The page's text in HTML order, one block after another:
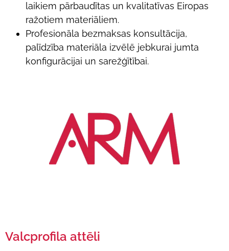
laikiem pārbaudītas un kvalitatīvas Eiropas
ražotiem materiāliem.
Profesionāla bezmaksas konsultācija,
palīdzība materiāla izvēlē jebkurai jumta
konfigurācijai un sarežģītībai.
Valcprofila attēli